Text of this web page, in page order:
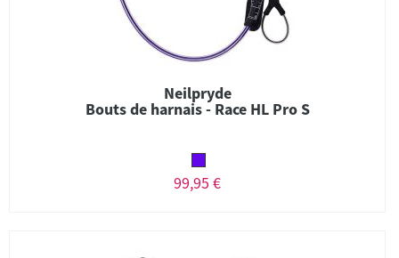
Neilpryde
Bouts de harnais - Race HL Pro S
99,95 €